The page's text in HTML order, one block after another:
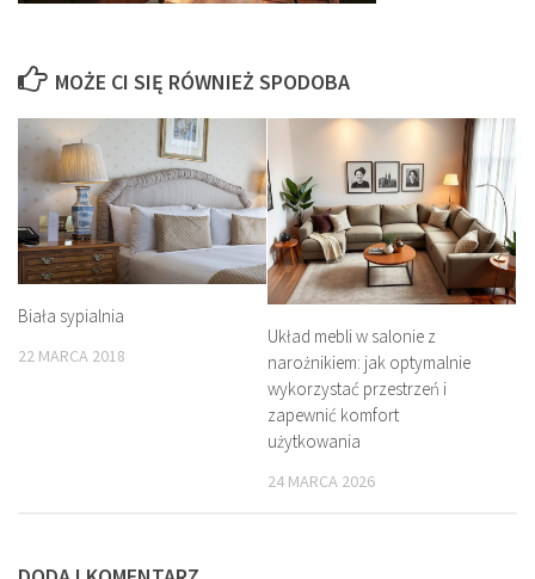
MOŻE CI SIĘ RÓWNIEŻ SPODOBA
Biała sypialnia
22 MARCA 2018
Układ mebli w salonie z
narożnikiem: jak optymalnie
wykorzystać przestrzeń i
zapewnić komfort
użytkowania
24 MARCA 2026